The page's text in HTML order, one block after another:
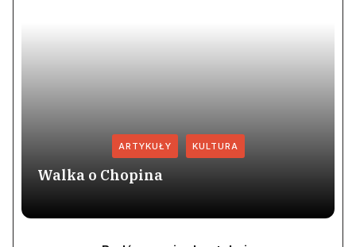
ARTYKUŁY KULTURA
Walka o Chopina